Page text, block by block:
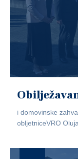
i domovinske
obljetniceVRO Oluja